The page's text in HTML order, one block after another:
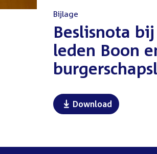
Bijlage
:Beslisnota
leden Boon
Download